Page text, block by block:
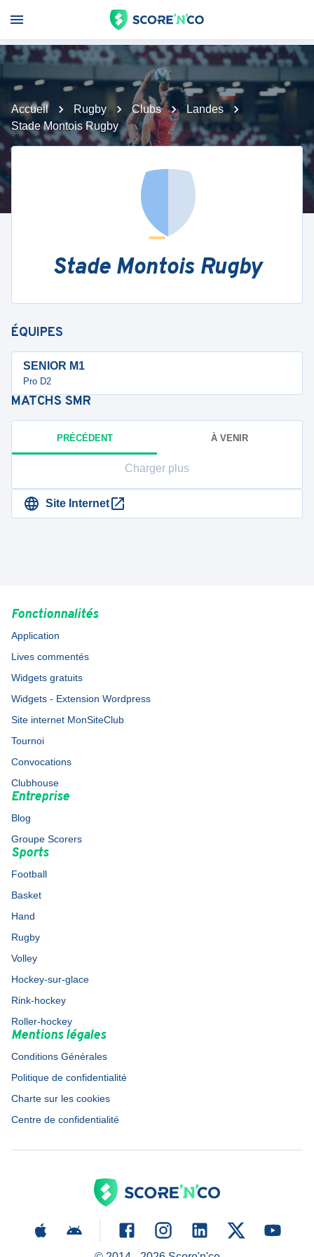
Accueil Rugby Clubs
Landes
Stade Montois Rugby
Stade Montois Rugby
ÉQUIPES
SENIOR M1
Pro D2
MATCHS SMR
PRÉCÉDENT À VENIR
Charger plus
Site Internet
Fonctionnalités
Application
Lives commentés
Widgets gratuits
Widgets - Extension Wordpress
Site internet MonSiteClub
Tournoi
Convocations
Clubhouse
Entreprise
Blog
Groupe Scorers
Sports
Football
Basket
Hand
Rugby
Volley
Hockey-sur-glace
Rink-hockey
Roller-hockey
Mentions légales
Conditions Générales
Politique de confidentialité
Charte sur les cookies
Centre de confidentialité